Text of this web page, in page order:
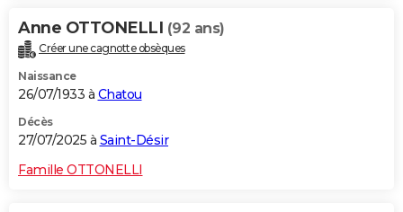
Anne OTTONELLI (92 ans)
Créer une cagnotte obsèques
Naissance
26/07/1933 à Chatou
Décès
27/07/2025 à Saint-Désir
Famille OTTONELLI